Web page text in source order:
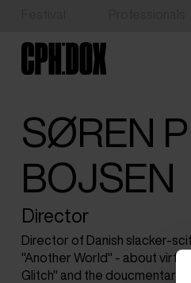
SØREN
BOJSEN
Director
Director of Danish slacker-
"Another World" - about
Glitch" and the doucmentary